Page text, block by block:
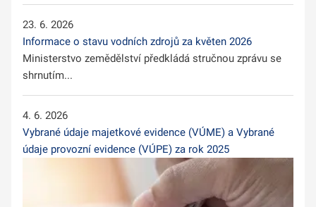
23. 6. 2026
Informace o stavu vodních zdrojů za květen 2026
Ministerstvo zemědělství předkládá stručnou zprávu se
shrnutím...
4. 6. 2026
Vybrané údaje majetkové evidence (VÚME) a Vybrané
údaje provozní evidence (VÚPE) za rok 2025